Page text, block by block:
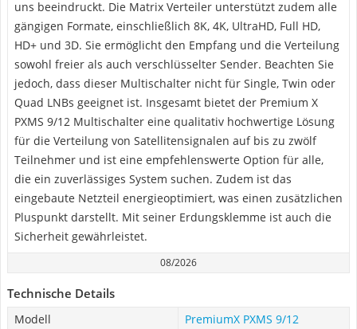
uns beeindruckt. Die Matrix Verteiler unterstützt zudem alle
gängigen Formate, einschließlich 8K, 4K, UltraHD, Full HD,
HD+ und 3D. Sie ermöglicht den Empfang und die Verteilung
sowohl freier als auch verschlüsselter Sender. Beachten Sie
jedoch, dass dieser Multischalter nicht für Single, Twin oder
Quad LNBs geeignet ist. Insgesamt bietet der Premium X
PXMS 9/12 Multischalter eine qualitativ hochwertige Lösung
für die Verteilung von Satellitensignalen auf bis zu zwölf
Teilnehmer und ist eine empfehlenswerte Option für alle,
die ein zuverlässiges System suchen. Zudem ist das
eingebaute Netzteil energieoptimiert, was einen zusätzlichen
Pluspunkt darstellt. Mit seiner Erdungsklemme ist auch die
Sicherheit gewährleistet.
08/2026
Technische Details
Modell
PremiumX PXMS 9/12